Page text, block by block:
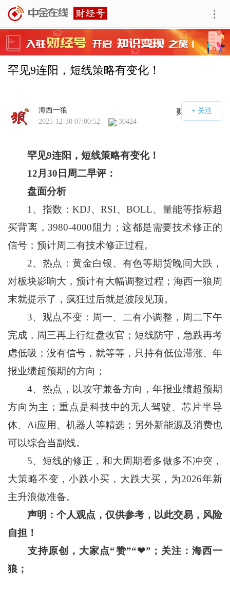
罕见9连阳，短线策略有变化！
财经号APP
海西一狼
2025-12-30 07:00:52
30424
罕见9连阳，短线策略有变化！
12月 30 日周二早评：
盘面分析
1、指数：KDJ、RSI、BOLL、量能等指标超
买背离，3980-4000阻力；这都是需要技术修正的
信号；预计周二有技术修正过程。
2、热点：黄金白银、有色等期货晚间大跌，
对板块影响大，预计有大幅调整过程；海西一狼周
末就提示了，疯狂过后就是波段见顶。
3、观点不变：周一、二有小调整，周二下午
完成，周三再上行红盘收官；短线防守，急跌再考
虑低吸；没有信号，就等等，只持有低位滞涨、年
报业绩超预期的方向；
4、热点，以攻守兼备方向，年报业绩超预期
方向为主；重点是科技中的无人驾驶、芯片半导
体、Ai应用、机器人等精选；另外新能源及消费也
可以综合当副线。
5、短线的修正，和大周期看多做多不冲突，
大策略不变，小跌小买，大跌大买，为2026年新
主升浪做准备。
声明：个人观点，仅供参考，以此交易，风险
自担！
支持原创，大家点“赞”“❤” ；关注：海西一
狼；